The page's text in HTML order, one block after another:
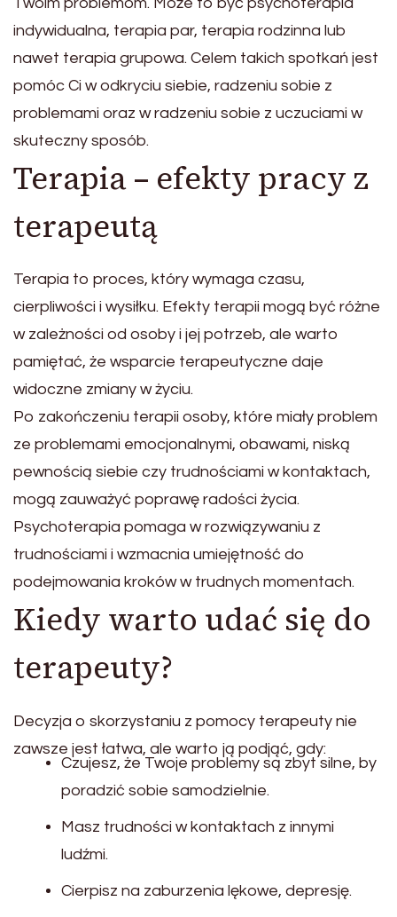
indywidualna, terapia par, terapia rodzinna lub
nawet terapia grupowa. Celem takich spotkań jest
pomóc Ci w odkryciu siebie, radzeniu sobie z
problemami oraz w radzeniu sobie z uczuciami w
skuteczny sposób.
Terapia – efekty pracy z
terapeutą
Terapia to proces, który wymaga czasu,
cierpliwości i wysiłku. Efekty terapii mogą być różne
w zależności od osoby i jej potrzeb, ale warto
pamiętać, że wsparcie terapeutyczne daje
widoczne zmiany w życiu.
Po zakończeniu terapii osoby, które miały problem
ze problemami emocjonalnymi, obawami, niską
pewnością siebie czy trudnościami w kontaktach,
mogą zauważyć poprawę radości życia.
Psychoterapia pomaga w rozwiązywaniu z
trudnościami i wzmacnia umiejętność do
podejmowania kroków w trudnych momentach.
Kiedy warto udać się do
terapeuty?
Decyzja o skorzystaniu z pomocy terapeuty nie
zawsze jest łatwa, ale warto ją podjąć, gdy:
Czujesz, że Twoje problemy są zbyt silne, by
poradzić sobie samodzielnie.
Masz trudności w kontaktach z innymi
ludźmi.
Cierpisz na zaburzenia lękowe, depresję.